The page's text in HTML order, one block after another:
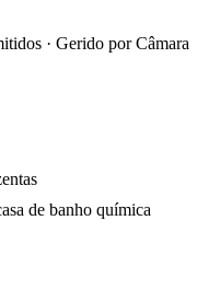
· Gerido por Câmara
de banho química